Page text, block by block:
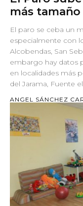
más
El paro se ceba un
especialmente con
Alcobendas, San
embargo hay datos
en localidades más
del Jarama, Fuente
ANGEL SÁNCHEZ